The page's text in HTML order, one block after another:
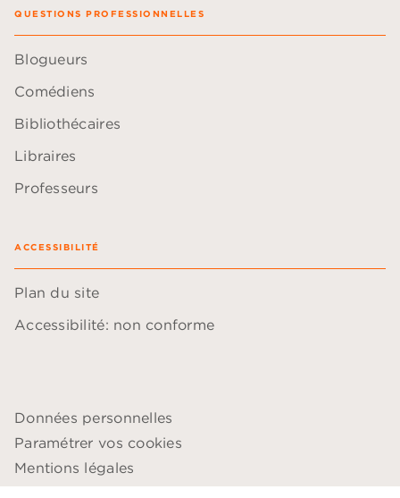
QUESTIONS PROFESSIONNELLES
Blogueurs
Comédiens
Bibliothécaires
Libraires
Professeurs
ACCESSIBILITÉ
Plan du site
Accessibilité: non conforme
Données personnelles
Paramétrer vos cookies
Mentions légales
Conditions générales d'utilisation